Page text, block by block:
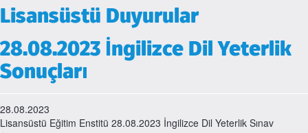
Lisansüstü Duyurular
28.08.2023 İngilizce Dil Yeterlik
Sonuçları
28.08.2023
Lisansüstü Eğitim Enstitü 28.08.2023 İngilizce Dil Yeterlik Sınav